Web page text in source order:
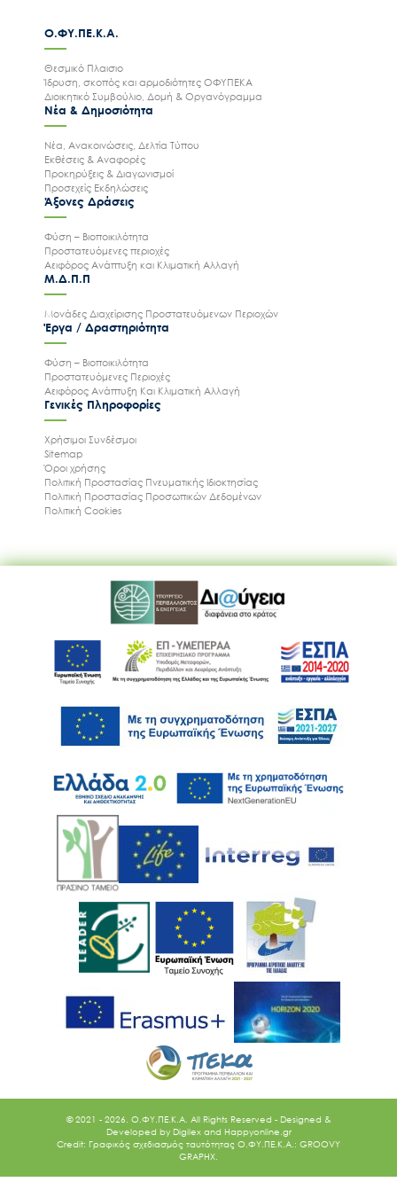
Ο.ΦΥ.ΠΕ.Κ.Α.
Θεσμικό Πλαισιο
Ίδρυση, σκοπός και αρμοδιότητες ΟΦΥΠΕΚΑ
Διοικητικό Συμβούλιο, Δομή & Οργανόγραμμα
Νέα & Δημοσιότητα
Νέα, Ανακοινώσεις, Δελτία Τύπου
Εκθέσεις & Αναφορές
Προκηρύξεις & Διαγωνισμοί
Προσεχείς Εκδηλώσεις
Άξονες Δράσεις
Φύση – Βιοποικιλότητα
Προστατευόμενες περιοχές
Αειφόρος Ανάπτυξη και Κλιματική Αλλαγή
Μ.Δ.Π.Π
Μονάδες Διαχείρισης Προστατευόμενων Περιοχών
Έργα / Δραστηριότητα
Φύση – Βιοποικιλότητα
Προστατευόμενες Περιοχές
Αειφόρος Ανάπτυξη Και Κλιματική Αλλαγή
Γενικές Πληροφορίες
Χρήσιμοι Συνδέσμοι
Sitemap
Όροι χρήσης
Πολιτική Προστασίας Πνευματικής Ιδιοκτησίας
Πολιτική Προστασίας Προσωπικών Δεδομένων
Πολιτική Cookies
© 2021 - 2026. O.ΦΥ.ΠΕ.Κ.Α. All Rights Reserved - Designed &
Developed by Digilex and Happyonline.gr
Credit: Γραφικός σχεδιασμός ταυτότητας Ο.ΦΥ.ΠΕ.Κ.Α.: GROOVY
GRAPHX.